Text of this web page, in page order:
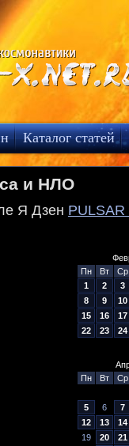
Каталог статей
и НЛО
Я Дзен
Пн
Вт Ср
1
2 3
8
9 10
15
16 17
22
23 24
Пн
Вт Ср
5
6 7
12
13 14
19
20 21